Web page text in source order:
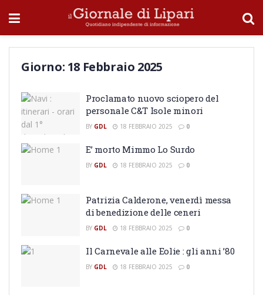
Giorno: 18 Febbraio 2025
Proclamato nuovo sciopero del
personale C&T Isole minori
BY GDL 18 FEBBRAIO 2025 0
E’ morto Mimmo Lo Surdo
BY GDL 18 FEBBRAIO 2025 0
Patrizia Calderone, venerdì messa
di benedizione delle ceneri
BY GDL 18 FEBBRAIO 2025 0
Il Carnevale alle Eolie : gli anni ’80
BY GDL 18 FEBBRAIO 2025 0